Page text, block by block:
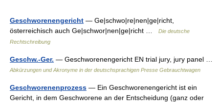
Geschworenengericht — Ge|schwo|re|nen|ge|richt,
österreichisch auch Ge|schwor|nen|ge|richt …
Die deutsche
Rechtschreibung
Geschw.-Ger. — Geschworenengericht EN trial jury, jury panel …
Abkürzungen und Akronyme in der deutschsprachigen Presse Gebrauchtwagen
Geschworenenprozess — Ein Geschworenengericht ist ein
Gericht, in dem Geschworene an der Entscheidung (ganz oder